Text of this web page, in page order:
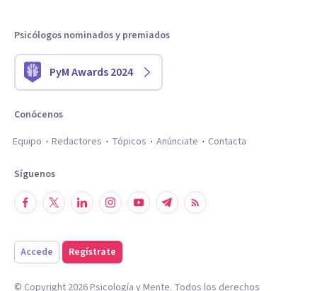
Psicólogos nominados y premiados
PyM Awards 2024
Conócenos
Equipo
Redactores Tópicos Anúnciate Contacta
Síguenos
Accede Regístrate
© Copyright 2026Psicología y Mente. Todos los derechos